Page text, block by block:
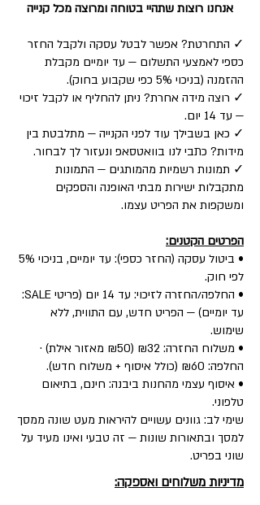
אנחנו רוצות שתהיי בטוחה ומרוצה מכל קנייה
✓ התחרטת? אפשר לבטל עסקה ולקבל החזר
כספי לאמצעי התשלום — עד יומיים מקבלת
ההזמנה (בניכוי 5% כפי שקבוע בחוק).
✓ רוצה מידה אחרת? ניתן להחליף או לקבל זיכוי
— עד 14 יום.
✓ כאן בשבילך עוד לפני הקנייה — מתלבטת בין
מידות? כתבי לנו בוואטסאפ ונעזור לך לבחור.
✓ תמונות רשמיות מהמותגים — התמונות
מתקבלות ישירות מבתי האופנה והספקים
ומשקפות את הפריט עצמו.
הפרטים הקטנים:
• ביטול עסקה (החזר כספי): עד יומיים, בניכוי 5%
לפי חוק.
• החלפה/החזרה לזיכוי: עד 14 יום (פריטי SALE:
עד יומיים) — הפריט חדש, עם התווית, ללא
שימוש.
• משלוח החזרה: ₪32 (₪50 מאזור אילת) ·
החלפה: ₪60 (כולל איסוף + משלוח חדש).
• איסוף עצמי מהחנות ביבנה: חינם, בתיאום
טלפוני.
שימי לב: גוונים עשויים להיראות מעט שונה ממסך
למסך ובתאורות שונות — זה טבעי ואינו מעיד על
שוני בפריט.
מדיניות משלוחים ואספקה: